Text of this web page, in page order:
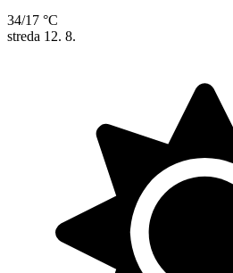
34/17 °C
streda 12. 8.